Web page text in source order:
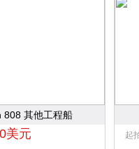
808 其他工程船
美元 起